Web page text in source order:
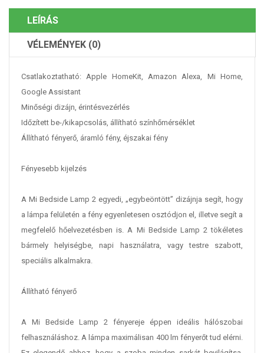
LEÍRÁS
VÉLEMÉNYEK (0)
Csatlakoztatható: Apple HomeKit, Amazon Alexa, Mi Home,
Google Assistant
Minőségi dizájn, érintésvezérlés
Időzített be-/kikapcsolás, állítható színhőmérséklet
Állítható fényerő, áramló fény, éjszakai fény
Fényesebb kijelzés
A Mi Bedside Lamp 2 egyedi, „egybeöntött” dizájnja segít, hogy
a lámpa felületén a fény egyenletesen osztódjon el, illetve segít a
megfelelő hőelvezetésben is. A Mi Bedside Lamp 2 tökéletes
bármely helyiségbe, napi használatra, vagy testre szabott,
speciális alkalmakra.
Állítható fényerő
A Mi Bedside Lamp 2 fényereje éppen ideális hálószobai
felhasználáshoz. A lámpa maximálisan 400 lm fényerőt tud elérni.